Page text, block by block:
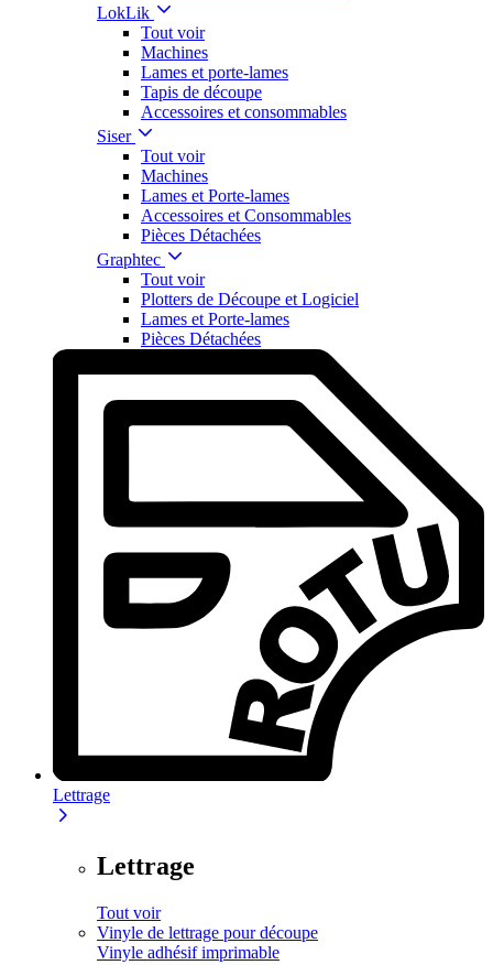
LokLik
Tout voir
Machines
Lames et porte-lames
Tapis de découpe
Accessoires et consommables
Siser
Tout voir
Machines
Lames et Porte-lames
Accessoires et Consommables
Pièces Détachées
Graphtec
Tout voir
Plotters de Découpe et Logiciel
Lames et Porte-lames
Pièces Détachées
Lettrage
Lettrage
Tout voir
Vinyle de lettrage pour découpe
Vinyle adhésif imprimable